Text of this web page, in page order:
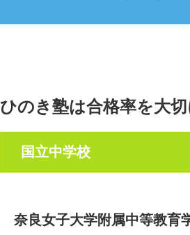
ひのき塾は合格率を大切
国立中学校
奈良女子大学附属中等教